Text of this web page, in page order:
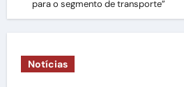
para o segmento de transporte”
Notícias